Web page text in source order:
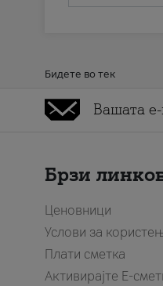
Бидете во тек
Брзи
Ценовници
Услови за
Плати сметка
Активирајте Е-